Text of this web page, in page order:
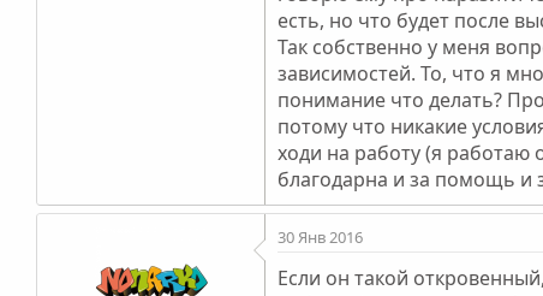
есть, но что будет после
Так собственно у меня
зависимостей. То, что я
понимание что делать?
потому что никакие
ходи на работу (я работаю
благодарна и за помощь и
30 Янв 2016
Если он такой